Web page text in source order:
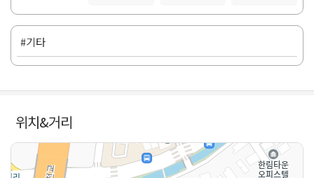
#기타
위치&거리